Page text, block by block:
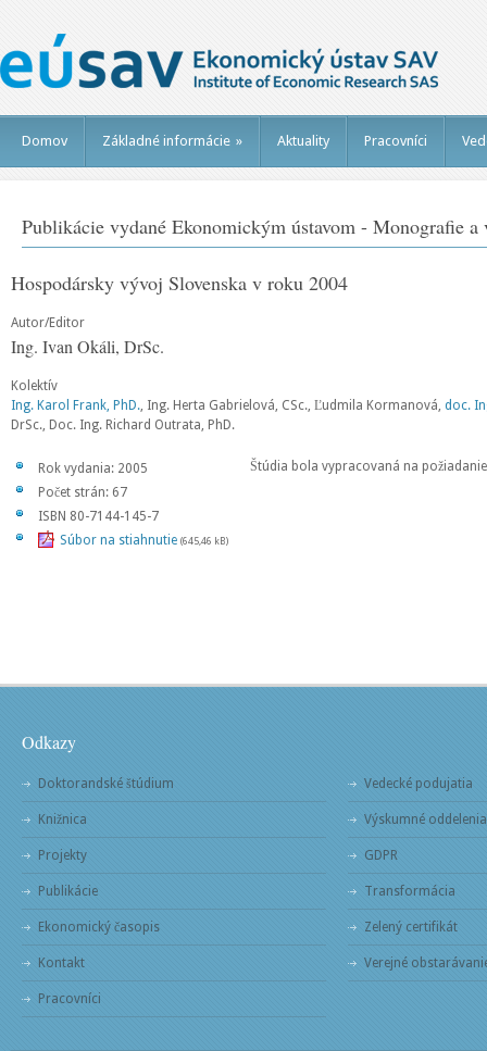
Domov Základné informácie » Aktuality Pracovníci
Publikácie vydané Ekonomickým ústavom - Monografie a
Hospodársky vývoj Slovenska v roku 2004
Autor/Editor
Ing. Ivan Okáli, DrSc.
Kolektív
Ing. Karol Frank, PhD., Ing. Herta Gabrielová, CSc., Ľudmila Kormanová, doc.
DrSc., Doc. Ing. Richard Outrata, PhD.
Rok vydania: 2005
Počet strán: 67
ISBN 80-7144-145-7
Súbor na stiahnutie (645,46 kB)
Štúdia bola vypracovaná na
Odkazy
Doktorandské štúdium
Knižnica
Projekty
Publikácie
Ekonomický časopis
Kontakt
Pracovníci
Vedecké podujatia
Výskumné oddelenia
GDPR
Transformácia
Zelený certifikát
Verejné